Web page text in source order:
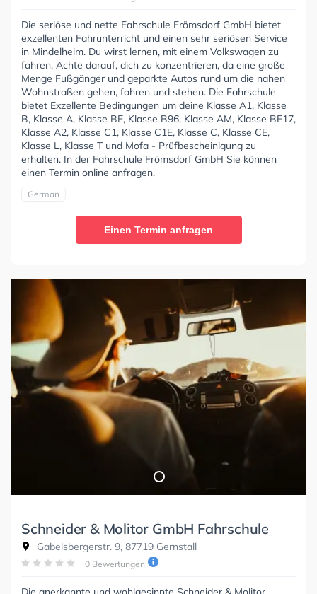
Die seriöse und nette Fahrschule Frömsdorf GmbH bietet
exzellenten Fahrunterricht und einen sehr seriösen Service
in Mindelheim. Du wirst lernen, mit einem Volkswagen zu
fahren. Achte darauf, dich zu konzentrieren, da eine große
Menge Fußgänger und geparkte Autos rund um die nahen
Wohnstraßen gehen, fahren und stehen. Die Fahrschule
bietet Exzellente Bedingungen um deine Klasse A1, Klasse
B, Klasse A, Klasse BE, Klasse B96, Klasse AM, Klasse BF17,
Klasse A2, Klasse C1, Klasse C1E, Klasse C, Klasse CE,
Klasse L, Klasse T und Mofa - Prüfbescheinigung zu
erhalten. In der Fahrschule Frömsdorf GmbH Sie können
einen Termin online anfragen.
German
Einen Termin anfragen
Schneider & Molitor GmbH Fahrschule
Gabelsbergerstr. 9, 87719 Gernstall
0 Bewertungen